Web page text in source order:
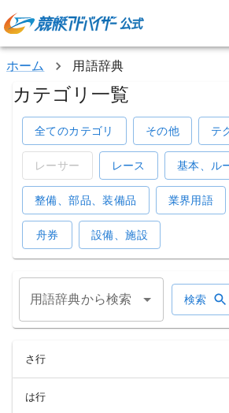
ホーム 用語辞典
カテゴリ一覧
全てのカテゴリ その他 テ
レーサー レース 基本、ル
整備、部品、装備品 業界用語
舟券 設備、施設
用語辞典から検索 検索
さ行
は行